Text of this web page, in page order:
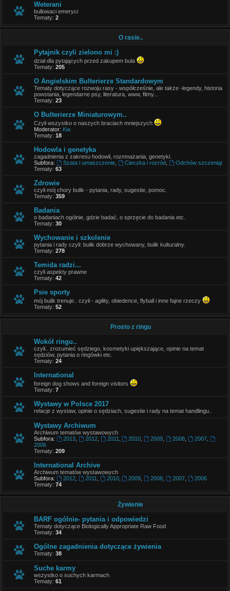
Weterani
bullowaci emeryci
Tematy: 2
O rasie..
Pytajnik czyli zielono mi :)
dział dla pytających przed zakupem bula
Tematy: 205
O Angielskim Bulterierze Standardowym
Tematy dotyczące rozwoju rasy - współcześnie, ale także -legendy, historia
powstania, legendarne psy, literatura, www, filmy...
Tematy: 23
O Bulterierze Miniaturowym..
Czyli wszystko o naszych braciach mniejszych
Moderator: Kia
Tematy: 18
Hodowla i genetyka
zagadnienia z zakresu hodowli, rozmnażania, genetyki.
Subfora:
Szata i umaszczenie, Cieczka i rozród,
Odchów szczeniąt
Tematy: 63
Zdrowie
czyli mój chory bulik - pytania, rady, sugestie, pomoc.
Tematy: 359
Badania
o badaniach ogólnie, gdzie badać, o sprzęcie do badania etc.
Tematy: 30
Wychowanie i szkolenie
pytania i rady czyli: bulik dobrze wychowany, bulik kulturalny.
Tematy: 278
Temida radzi...
czyli aspekty prawne
Tematy: 42
Psie sporty
mój bulik trenuje.. czyli - agility, obiedence, flyball i inne fajne rzeczy
Tematy: 52
Prosto z ringu
Wokół ringu..
czyli.. zrozumieć sędziego, kosmetyki upiększające, opinie na temat
sędziów, pytania o ringówki etc.
Tematy: 24
International
foreign dog shows and foreign visitors
Tematy: 7
Wystawy w Polsce 2017
relacje z wystaw, opinie o sędziach, sugestie i rady na temat handlingu..
Wystawy Archiwum
Archiwum tematów wystawowych
Subfora:
2013, 2012, 2011 2010 2009 2008 2007,
2006
Tematy: 209
International Archive
Archiwum tematów wystawowych
Subfora:
2012, 2011 2010, 2009 2008 2007
2006
Tematy: 74
Żywienie
BARF ogólnie- pytania i odpowiedzi
Tematy dotyczące Biologically Appropriate Raw Food
Tematy: 34
Ogólne zagadnienia dotyczące żywienia
Tematy: 38
Suche karmy
wszystko o suchych karmach
Tematy: 61